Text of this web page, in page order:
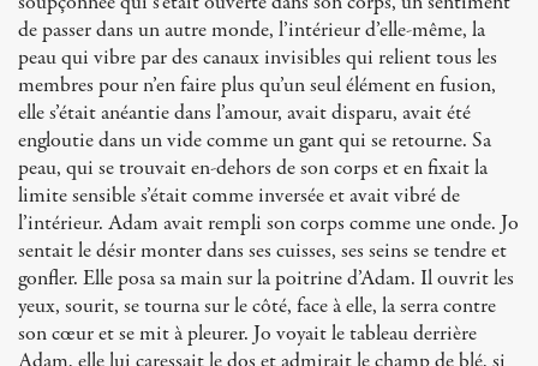
de passer dans un autre monde, l’intérieur d’elle-même, la
peau qui vibre par des canaux invisibles qui relient tous les
membres pour n’en faire plus qu’un seul élément en fusion,
elle s’était anéantie dans l’amour, avait disparu, avait été
engloutie dans un vide comme un gant qui se retourne. Sa
peau, qui se trouvait en-dehors de son corps et en fixait la
limite sensible s’était comme inversée et avait vibré de
l’intérieur. Adam avait rempli son corps comme une onde. Jo
sentait le désir monter dans ses cuisses, ses seins se tendre et
gonfler. Elle posa sa main sur la poitrine d’Adam. Il ouvrit les
yeux, sourit, se tourna sur le côté, face à elle, la serra contre
son cœur et se mit à pleurer. Jo voyait le tableau derrière